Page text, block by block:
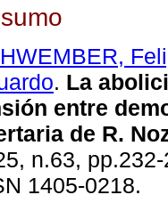
. La
entre
de R.
n.63,
1405-0218.